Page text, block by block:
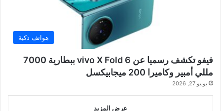
هواتف ذكية
فيفو تكشف رسميا عن vivo X Fold 6 ببطارية 7000
مللي أمبير وكاميرا 200 ميجابيكسل
يونيو 27, 2026
عرض المزيد